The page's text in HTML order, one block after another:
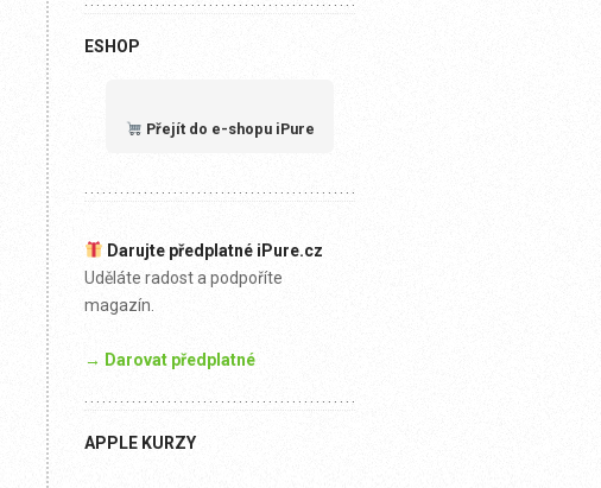
ESHOP
Přejít do e-shopu iPure
Darujte předplatné iPure.cz
Uděláte radost a podpoříte
magazín.
→ Darovat předplatné
APPLE KURZY